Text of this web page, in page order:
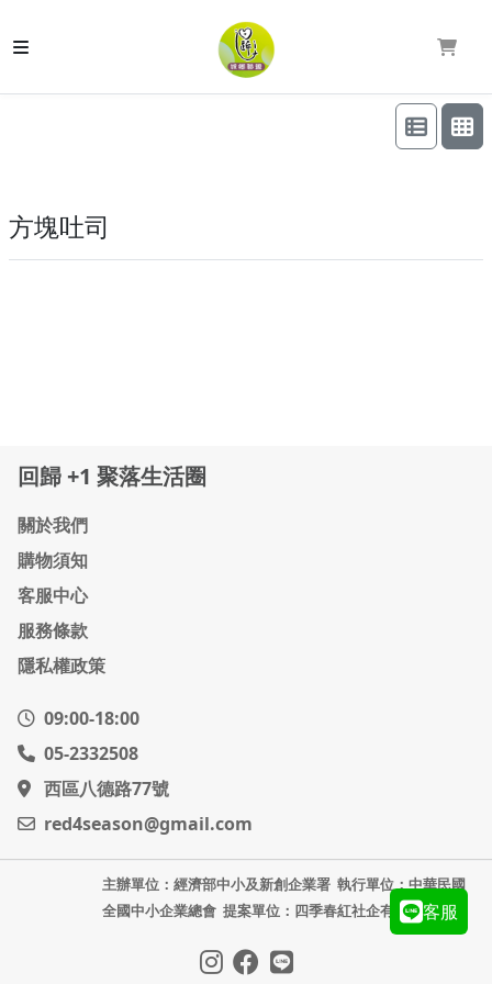
方塊吐司
客服
回歸 +1 聚落生活圈
關於我們
購物須知
客服中心
服務條款
隱私權政策
09:00-18:00
05-2332508
西區八德路77號
red4season@gmail.com
主辦單位：經濟部中小及新創企業署執行單位：中華民國
全國中小企業總會提案單位：四季春紅社企有限公司